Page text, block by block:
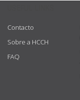
Contacto
Sobre a HCCH
FAQ